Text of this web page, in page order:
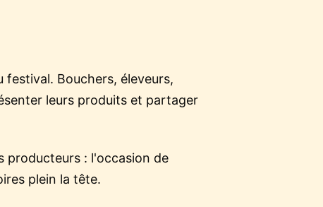
Bouchers, éleveurs,
leurs produits et partager
producteurs : l'occasion de
plein la tête.